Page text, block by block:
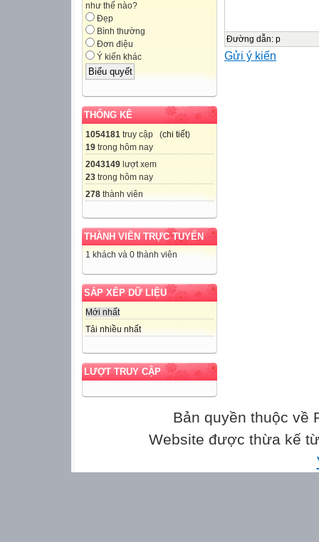
như thế nào?
Đẹp
Bình thường
Đơn điệu
Ý kiến khác
THỐNG KÊ
1054181 truy cập (chi tiết)
19 trong hôm nay
2043149 lượt xem
23 trong hôm nay
278 thành viên
THÀNH VIÊN TRỰC TUYẾN
1 khách và 0 thành viên
SẮP XẾP DỮ LIỆU
Mới nhất
Tải nhiều nhất
LƯỢT TRUY CẬP
Requireme
THẢO LUẬN
Lá quốc kì
Đường dẫn: p
Gửi ý kiến
Bản quyền thuộc về
Website được thừa kế